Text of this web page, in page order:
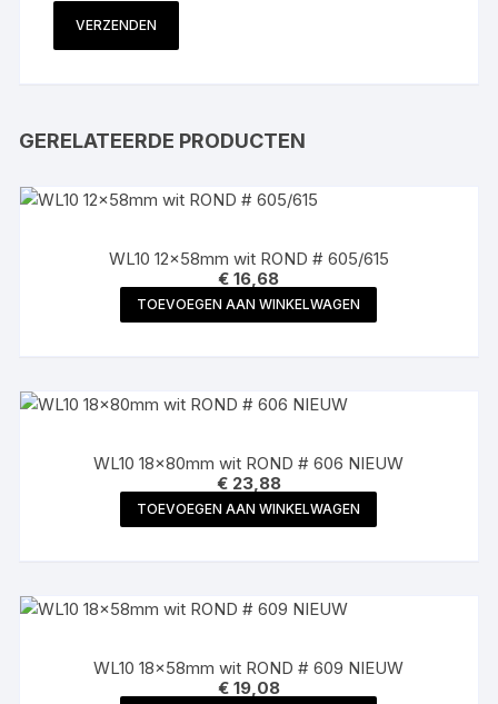
GERELATEERDE PRODUCTEN
WL10 12x58mm wit ROND # 605/615
€ 16,68
TOEVOEGEN AAN WINKELWAGEN
WL10 18x80mm wit ROND # 606 NIEUW
€23,88
TOEVOEGEN AAN WINKELWAGEN
WL10 18x58mm wit ROND # 609 NIEUW
€19,08